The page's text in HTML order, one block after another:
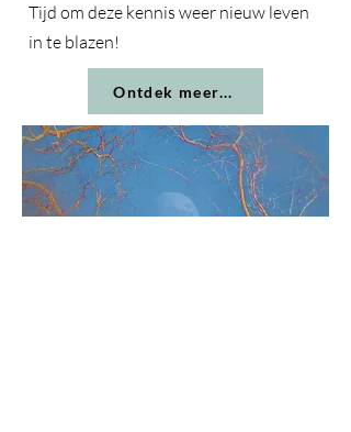
​Tijd om deze kennis weer nieuw leven
in te blazen!
Ontdek meer...